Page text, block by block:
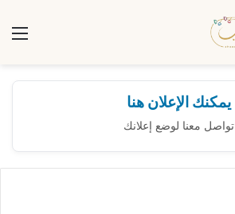
يمكنك الإعلان هنا
تواصل معنا لوضع إعلانك